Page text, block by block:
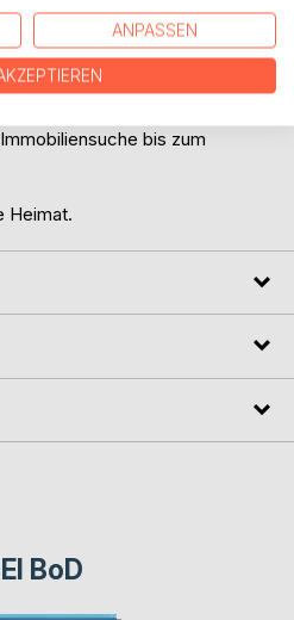
der Weg dorthin ist voller
Sicherheit, die Sie brauchen.
Erfahrungen und sorgfältiger
bis zum
Heimat.
BoD
ANPASSEN